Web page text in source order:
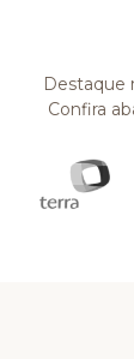
Destaque
Confira